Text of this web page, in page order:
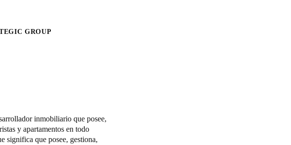
Asia Pacific
GROUP
inmobiliario que posee,
y apartamentos en todo
significa que posee, gestiona,